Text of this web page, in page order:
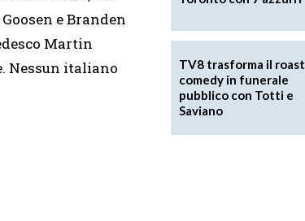
e Branden
Martin
Nessun italiano
TV8 trasforma il roast
comedy in funerale
pubblico con Totti e
Saviano